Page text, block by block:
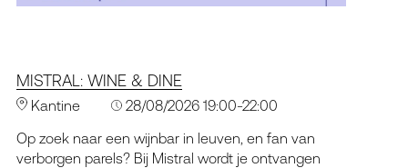
MISTRAL: WINE & DINE
Kantine
28/08/2026 19:00-22:00
Op zoek naar een wijnbar in leuven, en fan van
verborgen parels? Bij Mistral wordt je ontvangen